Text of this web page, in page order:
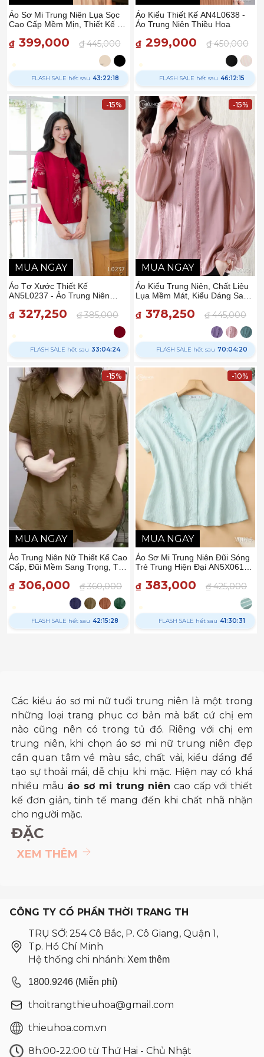
Áo Sơ Mi Trung Niên Lụa Sọc
Cao Cấp Mềm Mịn, Thiết Kế Nơ
Hoa
₫ 399,000 ₫ 445,000
FLASH SALE hết sau 43:22:17
Áo Kiểu Thiết Kế AN4L0638 -
Áo Trung Niên Thiều Hoa
₫ 299,000 ₫ 450,000
FLASH SALE hết sau 46:12:14
MUA NGAY
-15%
Áo Tơ Xước Thiết Kế
AN5L0237 - Áo Trung Niên
₫ 327,250 ₫ 385,000
FLASH SALE hết sau 33:04:23
MUA NGAY
-15%
Áo Kiểu Trung Niên, Chất Liệu
Lụa Mềm Mát, Kiểu Dáng Sang
Thiều Hoa AD3C0934
₫ 378,250 ₫ 445,000
FLASH SALE hết sau 70:04:19
MUA NGAY
-15%
Áo Trung Niên Nữ Thiết Kế Cao
Cấp, Đũi Mềm Sang Trọng, Trẻ
Thiều Hoa AD3H0917
₫ 306,000 ₫ 360,000
FLASH SALE hết sau 42:15:27
MUA NGAY
-10%
Áo Sơ Mi Trung Niên Đũi Sóng
Trẻ Trung Hiện Đại AN5X0614
₫ 383,000 ₫ 425,000
FLASH SALE hết sau 41:30:30
Các kiểu áo sơ mi nữ tuổi trung niên là một trong
những loại trang phục cơ bản mà bất cứ chị em
nào cũng nên có trong tủ đồ. Riêng với chị em
trung niên, khi chọn áo sơ mi nữ trung niên đẹp
cần quan tâm về màu sắc, chất vải, kiểu dáng để
tạo sự thoải mái, dễ chịu khi mặc. Hiện nay có khá
nhiều mẫu áo sơ mi trung niên cao cấp với thiết
kế đơn giản, tinh tế mang đến khi chất nhã nhặn
cho người mặc.
ĐẶC
XEM THÊM
CÔNG TY CỔ PHẦN THỜI TRANG TH
TRỤ SỞ: 254 Cô Bắc, P. Cô Giang, Quận 1,
Tp. Hồ Chí Minh
Hệ thống chi nhánh: Xem thêm
1800.9246 (Miễn phí)
thoitrangthieuhoa@gmail.com
thieuhoa.com.vn
8h:00-22:00 từ Thứ Hai - Chủ Nhật